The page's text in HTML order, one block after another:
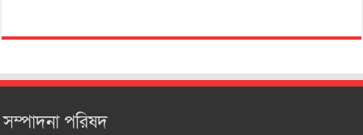
সম্পাদনা পরিষদ